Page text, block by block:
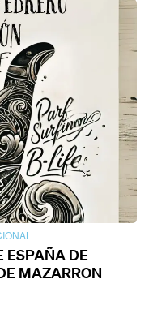
ESPAÑA DE
MAZARRON